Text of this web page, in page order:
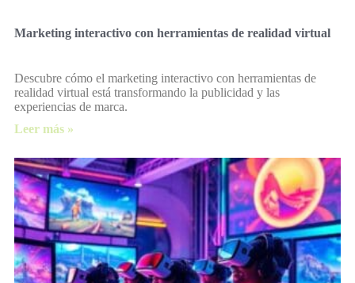
Marketing interactivo con herramientas de realidad virtual
Descubre cómo el marketing interactivo con herramientas de
realidad virtual está transformando la publicidad y las
experiencias de marca.
Leer más »